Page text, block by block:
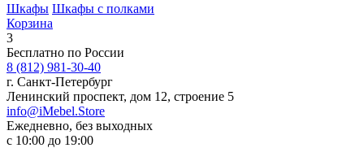
Шкафы Шкафы с полками
Корзина
3
Бесплатно по России
8 (812) 981-30-40
г. Санкт-Петербург
Ленинский проспект, дом 12, строение 5
info@iMebel.Store
Ежедневно, без выходных
с 10:00 до 19:00